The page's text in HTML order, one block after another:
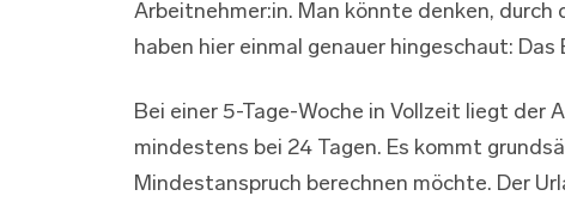
Arbeitnehmer:in. Man könnte denken,
haben hier einmal genauer hingeschaut:
Bei einer 5-Tage-Woche in Vollzeit liegt der
mindestens bei 24 Tagen. Es kommt
Mindestanspruch berechnen möchte. Der